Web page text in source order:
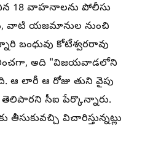
18 వాహనాలను పోలీసు
వాటి యజమానుల నుంచి
బంధువు కోటేశ్వరరావు
అది "విజయవాడలోని
ఆ లారీ ఆ రోజు తుని వైపు
సీఐ పేర్కొన్నారు.
విచారిస్తున్నట్లు